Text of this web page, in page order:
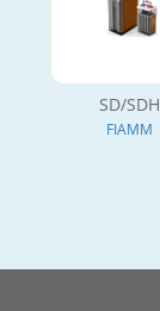
SD/SDH
FIAMM